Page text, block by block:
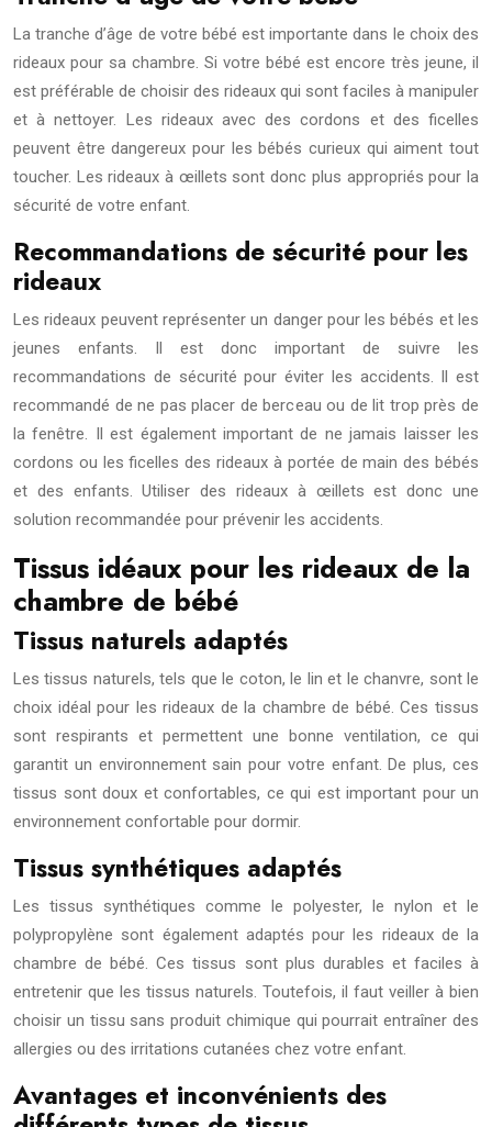
La tranche d’âge de votre bébé est importante dans le choix des
rideaux pour sa chambre. Si votre bébé est encore très jeune, il
est préférable de choisir des rideaux qui sont faciles à manipuler
et à nettoyer. Les rideaux avec des cordons et des ficelles
peuvent être dangereux pour les bébés curieux qui aiment tout
toucher. Les rideaux à œillets sont donc plus appropriés pour la
sécurité de votre enfant.
Recommandations de sécurité pour les
rideaux
Les rideaux peuvent représenter un danger pour les bébés et les
jeunes enfants. Il est donc important de suivre les
recommandations de sécurité pour éviter les accidents. Il est
recommandé de ne pas placer de berceau ou de lit trop près de
la fenêtre. Il est également important de ne jamais laisser les
cordons ou les ficelles des rideaux à portée de main des bébés
et des enfants. Utiliser des rideaux à œillets est donc une
solution recommandée pour prévenir les accidents.
Tissus idéaux pour les rideaux de la
chambre de bébé
Tissus naturels adaptés
Les tissus naturels, tels que le coton, le lin et le chanvre, sont le
choix idéal pour les rideaux de la chambre de bébé. Ces tissus
sont respirants et permettent une bonne ventilation, ce qui
garantit un environnement sain pour votre enfant. De plus, ces
tissus sont doux et confortables, ce qui est important pour un
environnement confortable pour dormir.
Tissus synthétiques adaptés
Les tissus synthétiques comme le polyester, le nylon et le
polypropylène sont également adaptés pour les rideaux de la
chambre de bébé. Ces tissus sont plus durables et faciles à
entretenir que les tissus naturels. Toutefois, il faut veiller à bien
choisir un tissu sans produit chimique qui pourrait entraîner des
allergies ou des irritations cutanées chez votre enfant.
Avantages et inconvénients des